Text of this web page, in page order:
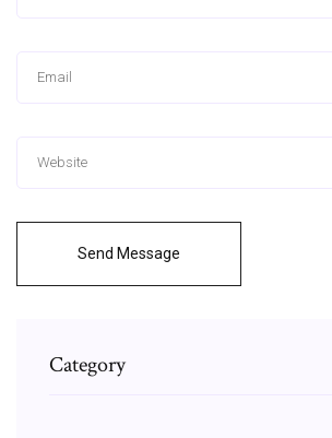
Send Message
Category